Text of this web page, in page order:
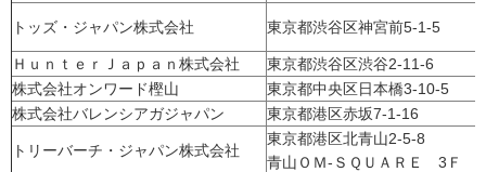
トッズ・ジャパン株式会社 東京都渋谷区神宮前5-1-5
ＨｕｎｔｅｒＪａｐａｎ株式会社
東京都渋谷区渋谷2-11-6
株式会社オンワード樫山
東京都中央区日本橋3-10-5
株式会社バレンシアガジャパン
東京都港区赤坂7-1-16
トリーバーチ・ジャパン株式会社
東京都港区北青山2-5-8
青山ＯＭ-ＳＱＵＡＲＥ 3Ｆ